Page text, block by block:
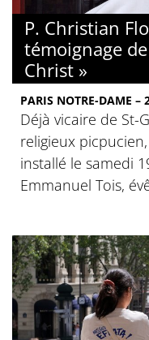
P. Christian
témoignage
Christ »
PARIS NOTRE-DAME –
Déjà vicaire de St-
religieux
installé le samedi
Emmanuel Tois,